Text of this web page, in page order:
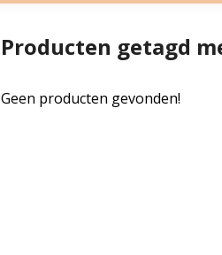
Producten getagd
Geen producten gevonden!